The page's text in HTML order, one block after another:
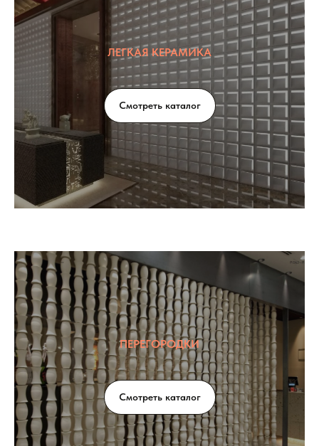
ЛЕГКАЯ КЕРАМИКА
Смотреть каталог
ПЕРЕГОРОДКИ
Смотреть каталог